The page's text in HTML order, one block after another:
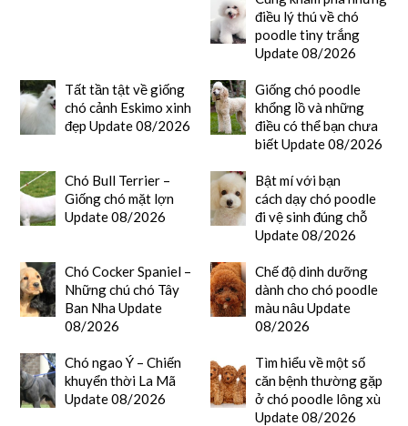
điều lý thú về chó
poodle tiny trắng
Update 08/2026
Tất tần tật về giống
chó cảnh Eskimo xinh
đẹp Update 08/2026
Giống chó poodle
khổng lồ và những
điều có thể bạn chưa
biết Update 08/2026
Chó Bull Terrier –
Giống chó mặt lợn
Update 08/2026
Bật mí với bạn
cách dạy chó poodle
đi vệ sinh đúng chỗ
Update 08/2026
Chó Cocker Spaniel –
Những chú chó Tây
Ban Nha Update
08/2026
Chế độ dinh dưỡng
dành cho chó poodle
màu nâu Update
08/2026
Chó ngao Ý – Chiến
khuyển thời La Mã
Update 08/2026
Tìm hiểu về một số
căn bệnh thường gặp
ở chó poodle lông xù
Update 08/2026